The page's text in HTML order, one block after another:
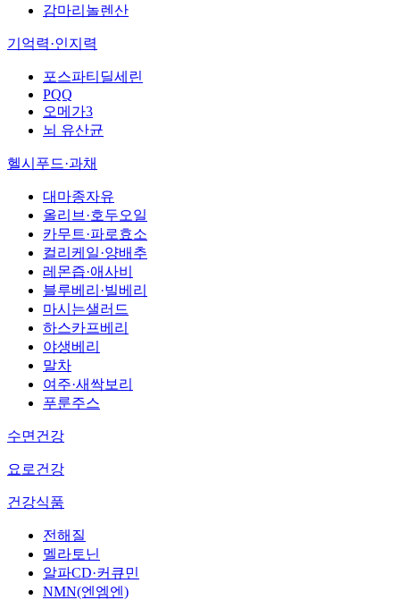
감마리놀렌산
기억력·인지력
포스파티딜세린
PQQ
오메가3
뇌 유산균
헬시푸드·과채
대마종자유
올리브·호두오일
카무트·파로효소
컬리케일·양배추
레몬즙·애사비
블루베리·빌베리
마시는샐러드
하스카프베리
야생베리
말차
여주·새싹보리
푸룬주스
수면건강
요로건강
건강식품
전해질
멜라토닌
알파CD·커큐민
NMN(엔엠엔)